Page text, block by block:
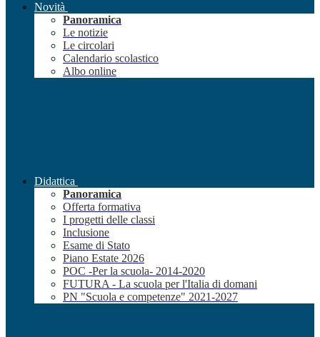
Novità
Panoramica
Le notizie
Le circolari
Calendario scolastico
Albo online
Didattica
Panoramica
Offerta formativa
I progetti delle classi
Inclusione
Esame di Stato
Piano Estate 2026
POC -Per la scuola- 2014-2020
FUTURA - La scuola per l'Italia di domani
PN "Scuola e competenze" 2021-2027